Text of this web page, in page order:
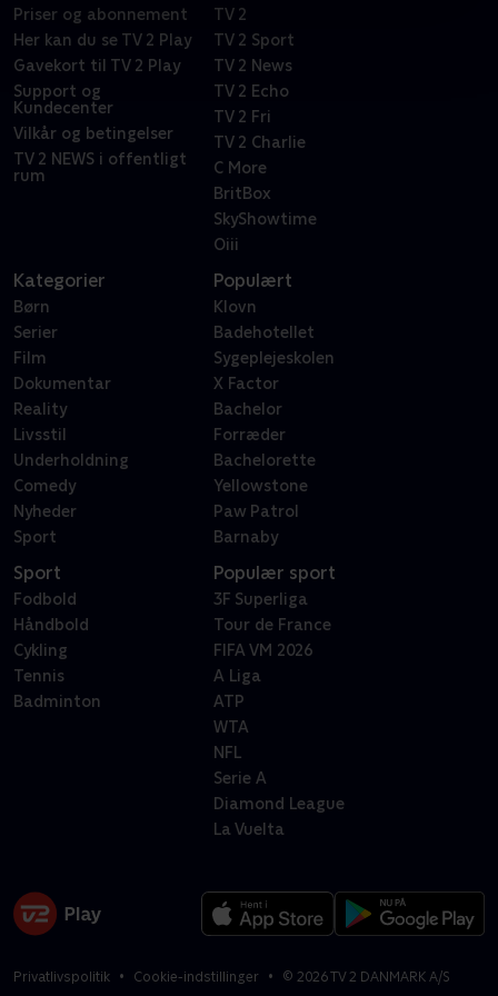
Priser og abonnement
Her kan du se TV 2 Play
Gavekort til TV 2 Play
Support og
Kundecenter
Vilkår og betingelser
TV 2 NEWS i offentligt
rum
TV 2
TV 2 Sport
TV 2 News
TV 2 Echo
TV 2 Fri
TV 2 Charlie
C More
BritBox
SkyShowtime
Oiii
Kategorier
Børn
Serier
Film
Dokumentar
Reality
Livsstil
Underholdning
Comedy
Nyheder
Sport
Populært
Klovn
Badehotellet
Sygeplejeskolen
X Factor
Bachelor
Forræder
Bachelorette
Yellowstone
Paw Patrol
Barnaby
Sport
Fodbold
Håndbold
Cykling
Tennis
Badminton
Populær sport
3F Superliga
Tour de France
FIFA VM 2026
A Liga
ATP
WTA
NFL
Serie A
Diamond League
La Vuelta
Privatlivspolitik Cookie-indstillinger © 2026TV 2 DANMARK A/S